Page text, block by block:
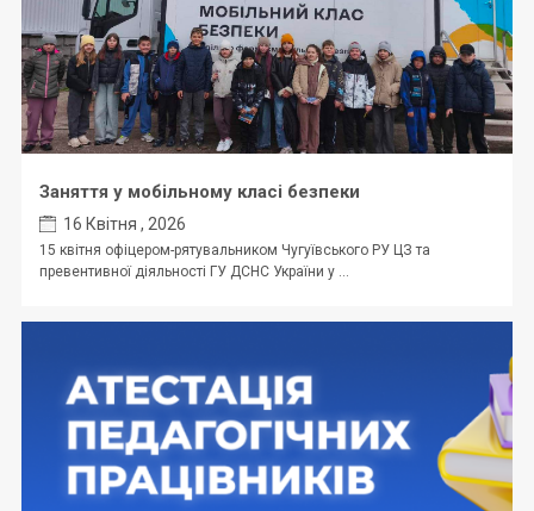
Заняття у мобільному класі безпеки
16 Квітня , 2026
15 квітня офіцером-рятувальником Чугуївського РУ ЦЗ та
превентивної діяльності ГУ ДСНС України у ...